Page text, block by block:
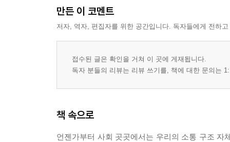
만든 이 코멘트
저자, 역자, 편집자를 위한 공간입니다. 독자들에게 전하
접수된 글은 확인을 거쳐 이 곳에 게재됩니다.
독자 분들의 리뷰는 리뷰 쓰기를, 책에 대한 문의는
책 속으로
언젠가부터 사회 곳곳에서는 우리의 소통 구조 자